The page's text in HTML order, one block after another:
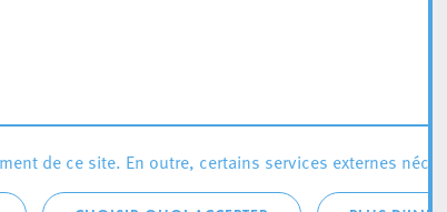
de ce site. En outre, certains services externes